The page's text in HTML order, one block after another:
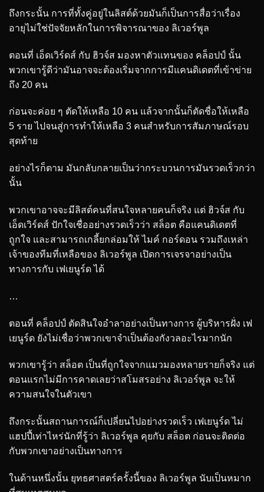
ถึงกระนั้น การที่ทั้งคู่อยู่ในลิสต์ด้วยมันก็เป็นการสื่อว่าเรื่อง
อายุไม่ใช่ปัจจัยหลักในการพิจารณาของ ลิเวอร์พูล
ตอนที่ เอ็ดเวิร์ดส์ กับ ฮิวจ์ส มองหาตัวแทนของ คล็อปป์ นั้น
พวกเขารู้ดีว่ามันอาจจะต้องเริ่มจากการมีแคนดิเดตที่เข้าข่าย
ถึง 20 คน
ก่อนจะค่อย ๆ ตัดให้เหลือ 10 คน แล้วจากนั้นก็ตัดชื่อให้เหลือ
5 ราย ไปจนสู่การทำให้เหลือ 3 คนสำหรับการสัมภาษณ์รอบ
สุดท้าย
อย่างไรก็ตาม มันกลับกลายเป็นว่ากระบวนการมันรวดเร็วกว่า
นั้น
พวกเขาอาจจะมีลิสต์คนที่สนใจหลายคนก็จริง แต่ ฮิวจ์ส กับ
เอ็ดเวิร์ดส์ ปักใจเชื่ออย่างรวดเร็วว่า สล็อต คือแคนดิเดตที่
ถูกใจ และสามารถเกลี้ยกล่อมให้ ไมค์ กอร์ดอน รวมถึงเหล่า
เจ้าของทีมที่เหลือของ ลิเวอร์พูล เปิดการเจรจาอย่างเป็น
ทางการกับ เฟเยนูร์ด ได้
…
ตอนที่ คล็อปป์ ตัดสินใจอำลาอย่างเป็นทางการ ผู้บริหารฝั่ง เฟ
เยนูร์ด ยังไม่เชื่อว่าพวกเขาจำเป็นต้องกังวลอะไรมากนัก
พวกเขารู้ว่า สล็อต เป็นที่ถูกใจจากแมวมองหลายรายก็จริง แต่
ตอนแรกไม่มีการคาดเลยว่าสโมสรอย่าง ลิเวอร์พูล จะให้
ความสนใจในตัวเขา
ถึงกระนั้นสถานการณ์ก็เปลี่ยนไปอย่างรวดเร็ว เฟเยนูร์ด ไม่
แฮปปี้เท่าไหร่นักที่รู้ว่า ลิเวอร์พูล คุยกับ สล็อต ก่อนจะติดต่อ
กับพวกเขาอย่างเป็นทางการ
ในด้านหนึ่งนั้น ยุทธศาสตร์ครั้งนี้ของ ลิเวอร์พูล นับเป็นหมาก